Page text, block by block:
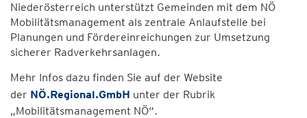
Niederösterreich unterstützt Gemeinden mit dem NÖ
Mobilitätsmanagement als zentrale Anlaufstelle bei
Planungen und Fördereinreichungen zur Umsetzung
sicherer Radverkehrsanlagen.
Mehr Infos dazu finden Sie auf der Website
der NÖ.Regional.GmbH unter der Rubrik
„Mobilitätsmanagement NÖ“.